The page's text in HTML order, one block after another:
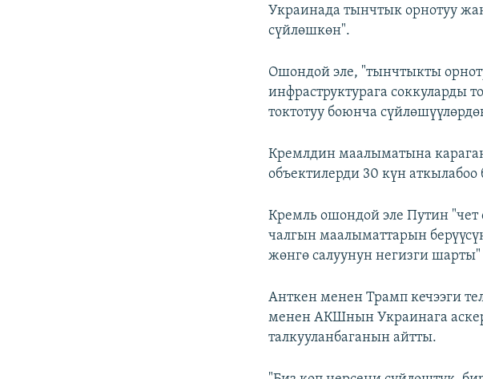
Украинада тынчтык орнотуу
сүйлөшкөн".
Ошондой эле, "тынчтыкты
инфраструктурага соккуларды
токтотуу боюнча
Кремлдин маалыматына
объектилерди 30 күн
Кремль ошондой эле Путин
чалгын маалыматтарын
жөнгө салуунун негизги
Анткен менен Трамп кечээги
менен АКШнын Украинага
талкууланбаганын айтты.